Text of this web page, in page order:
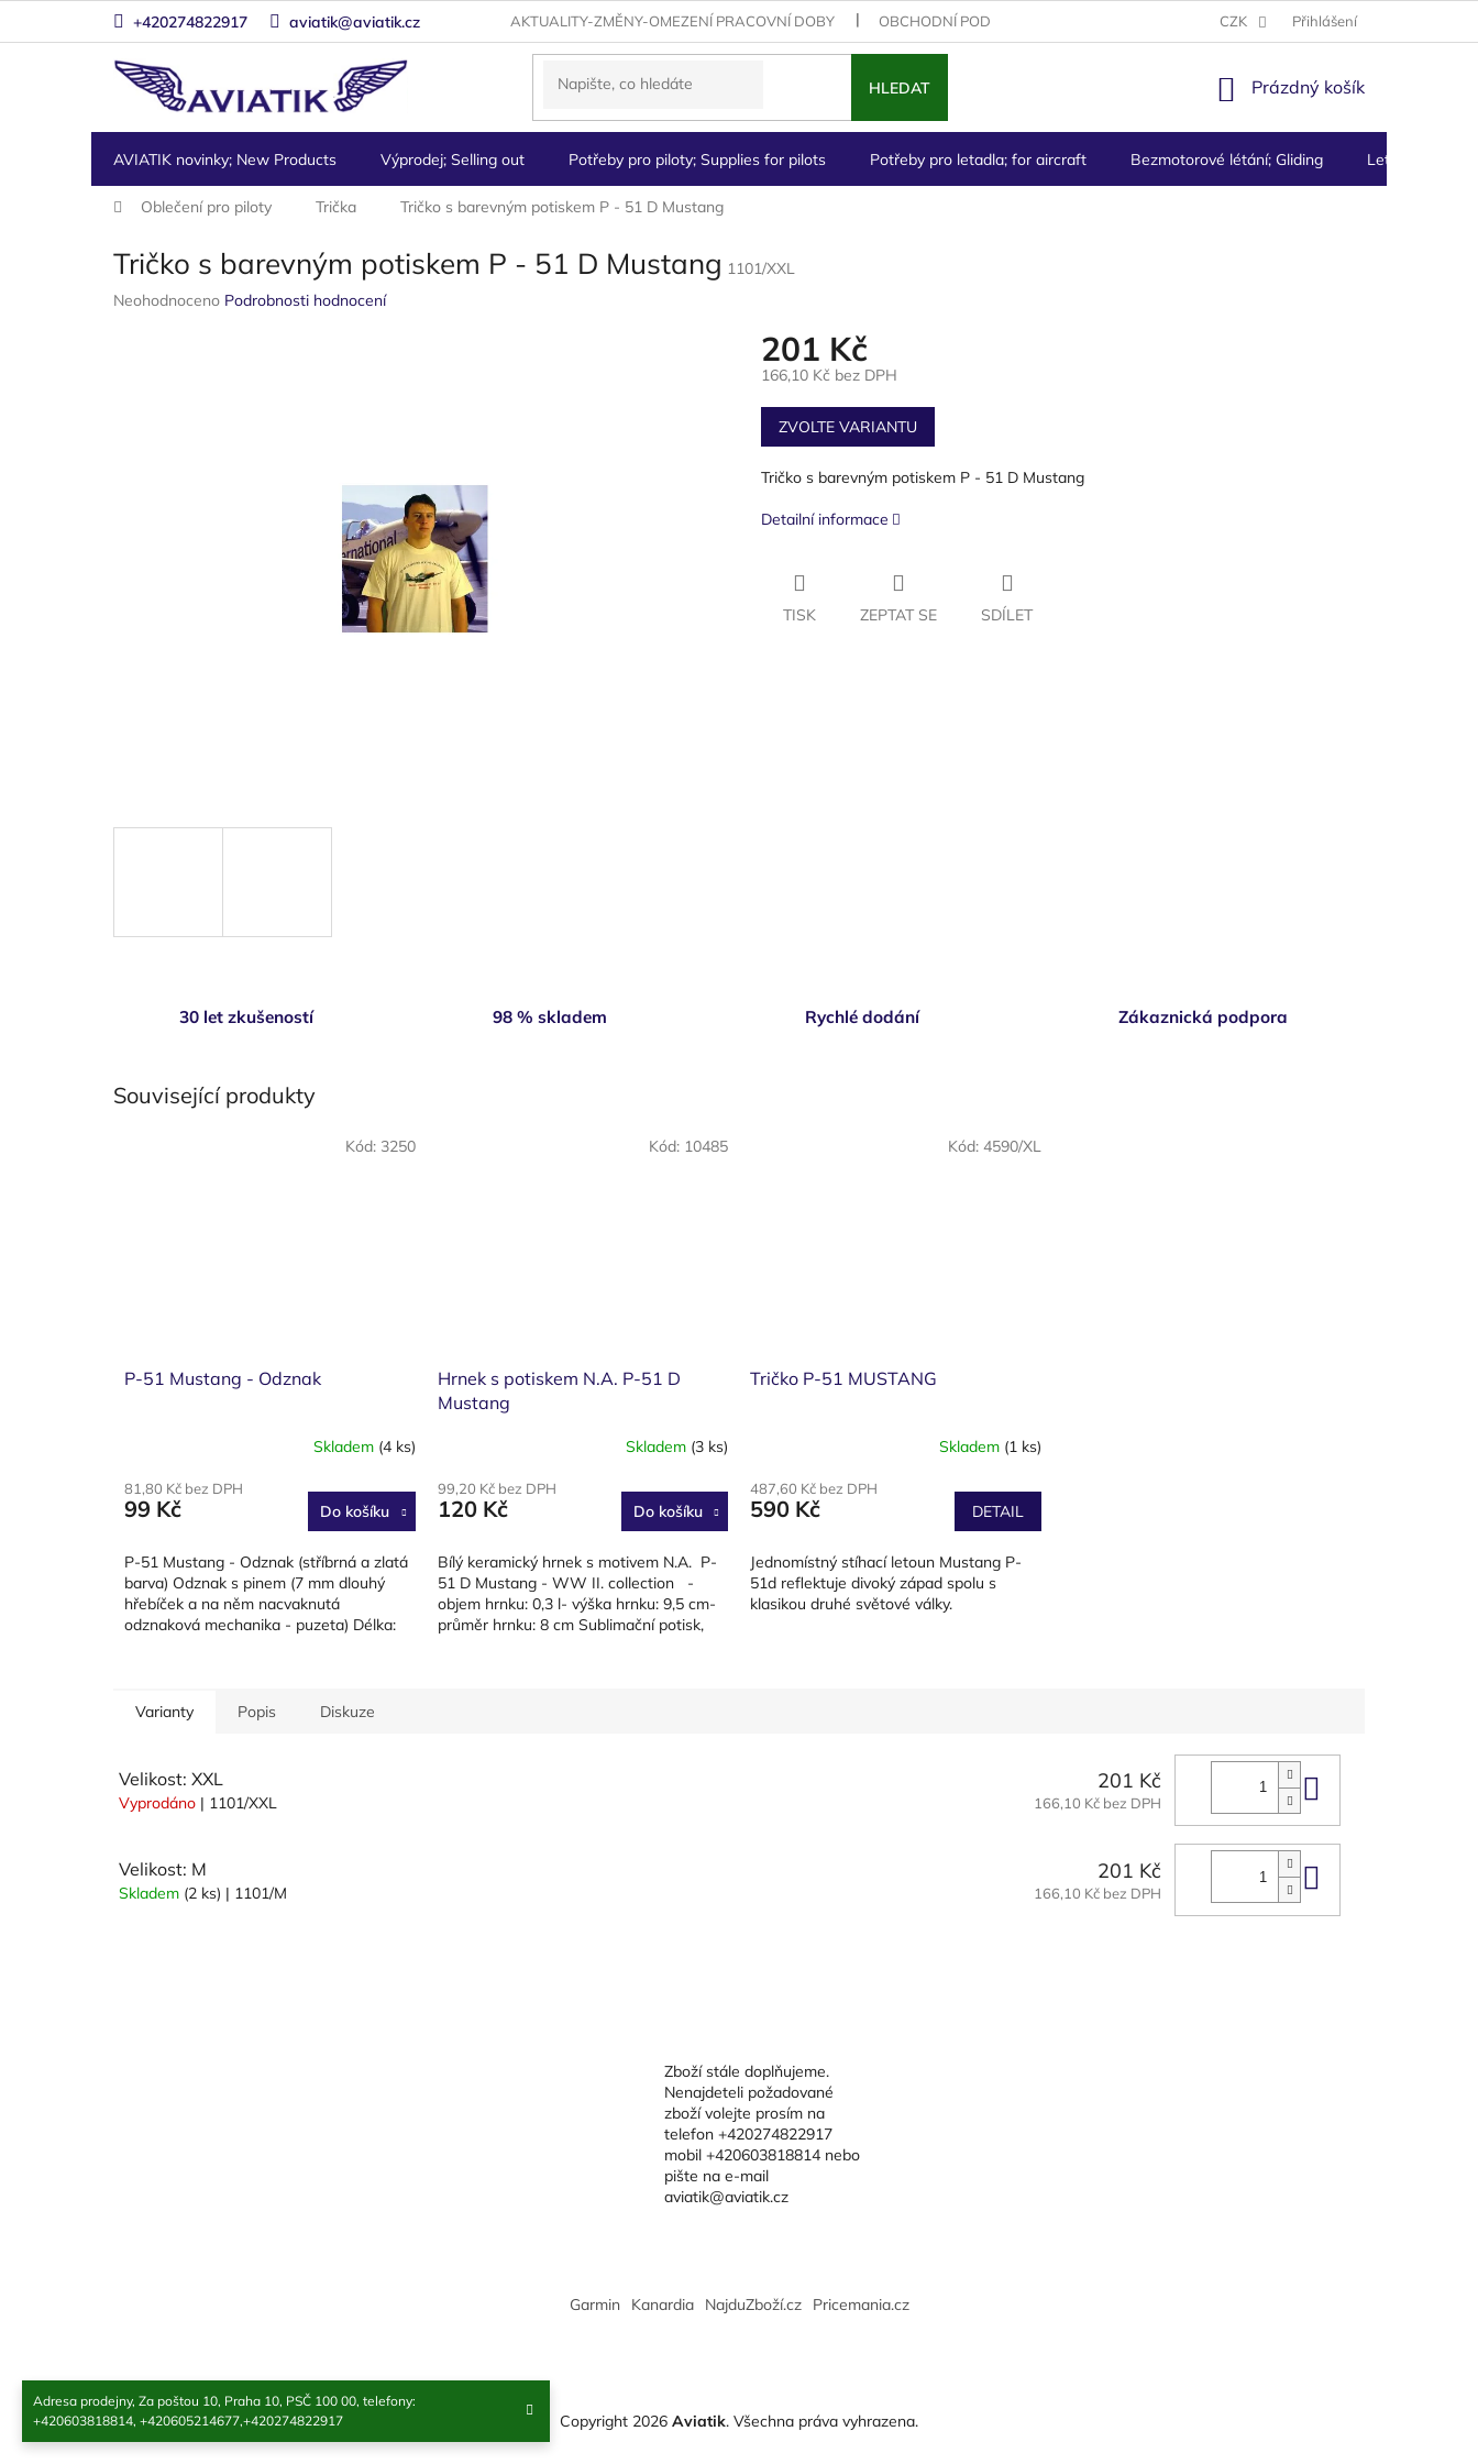
Adresa prodejny, Za poštou 10, Praha 10, PSČ 100 00, telefony:
+420603818814, +420605214677,+420274822917
+420274822917 aviatik@aviatik.cz AKTUALITY-ZMĚNY-OMEZENÍ PRACOVNÍ DOBY OBCHODNÍ PODMÍNKY PODMÍNKY OCHRANY OSOBNÍCH ÚDAJŮ
CZK Přihlášení
HLEDAT
NÁKUPNÍ
Prázdný košík
AVIATIK novinky; New Products Výprodej; Selling out Potřeby pro piloty; Supplies for pilots Potřeby pro letadla; for aircraft Bezmotorové létání; Gliding
Letecké
Oblečení pro piloty Trička Tričko s barevným potiskem P - 51 D Mustang
Tričko s barevným potiskem P - 51 D Mustang 1101/XXL
Průměrné
Neohodnoceno Podrobnosti hodnocení
201 Kč
166,10 Kč bez DPH
Měrná
cena:
ZVOLTE VARIANTU
Tričko s barevným potiskem P - 51 D Mustang
Detailní informace
TISK ZEPTAT SE SDÍLET
30 let zkušeností 98 % skladem Rychlé dodání Zákaznická podpora
Související produkty
P-51 Mustang - Odznak
Skladem (4 ks)
81,80 Kč bez DPH
99 Kč Do košíku
P-51 Mustang - Odznak (stříbrná a zlatá
barva) Odznak s pinem (7 mm dlouhý
hřebíček a na něm nacvaknutá
odznaková mechanika - puzeta) Délka:
Kód: 3250
Hrnek s potiskem N.A. P-51 D
Mustang
Skladem (3 ks)
99,20 Kč bez DPH
120 Kč Do košíku
Bílý keramický hrnek s motivem N.A. P-
51 D Mustang - WW II. collection -
objem hrnku: 0,3 l- výška hrnku: 9,5 cm-
průměr hrnku: 8 cm Sublimační potisk,
Kód: 10485
Tričko P-51 MUSTANG
Skladem (1 ks)
487,60 Kč bez DPH
590 Kč DETAIL
Jednomístný stíhací letoun Mustang P-
51d reflektuje divoký západ spolu s
klasikou druhé světové války.
Kód: 4590/XL
Varianty Popis Diskuze
Velikost: XXL
Vyprodáno | 1101/XXL
201 Kč
166,10 Kč bez DPH Do košíku
Velikost: M
Skladem (2 ks) | 1101/M
201 Kč
166,10 Kč bez DPH Do košíku
Zboží stále doplňujeme.
Nenajdeteli požadované
zboží volejte prosím na
telefon +420274822917
mobil +420603818814 nebo
pište na e-mail
aviatik@aviatik.cz
Garmin Kanardia NajduZboží.cz Pricemania.cz
Copyright 2026 Aviatik. Všechna práva vyhrazena.